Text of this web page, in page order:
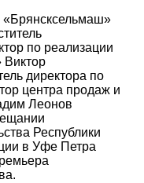
по реализации
директора по
центра продаж и
Леонов
Республики
в Уфе Петра